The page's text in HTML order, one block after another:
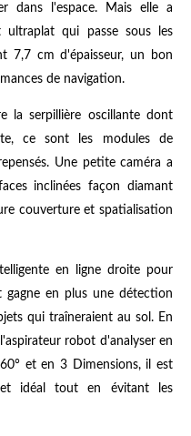
dans l'espace. Mais elle a
ultraplat qui passe sous les
7,7 cm d'épaisseur, un bon
de navigation.
la serpillière oscillante dont
ce sont les modules de
Une petite caméra a
inclinées façon diamant
couverture et spatialisation
en ligne droite pour
en plus une détection
qui traîneraient au sol. En
robot d'analyser en
et en 3 Dimensions, il est
idéal tout en évitant les